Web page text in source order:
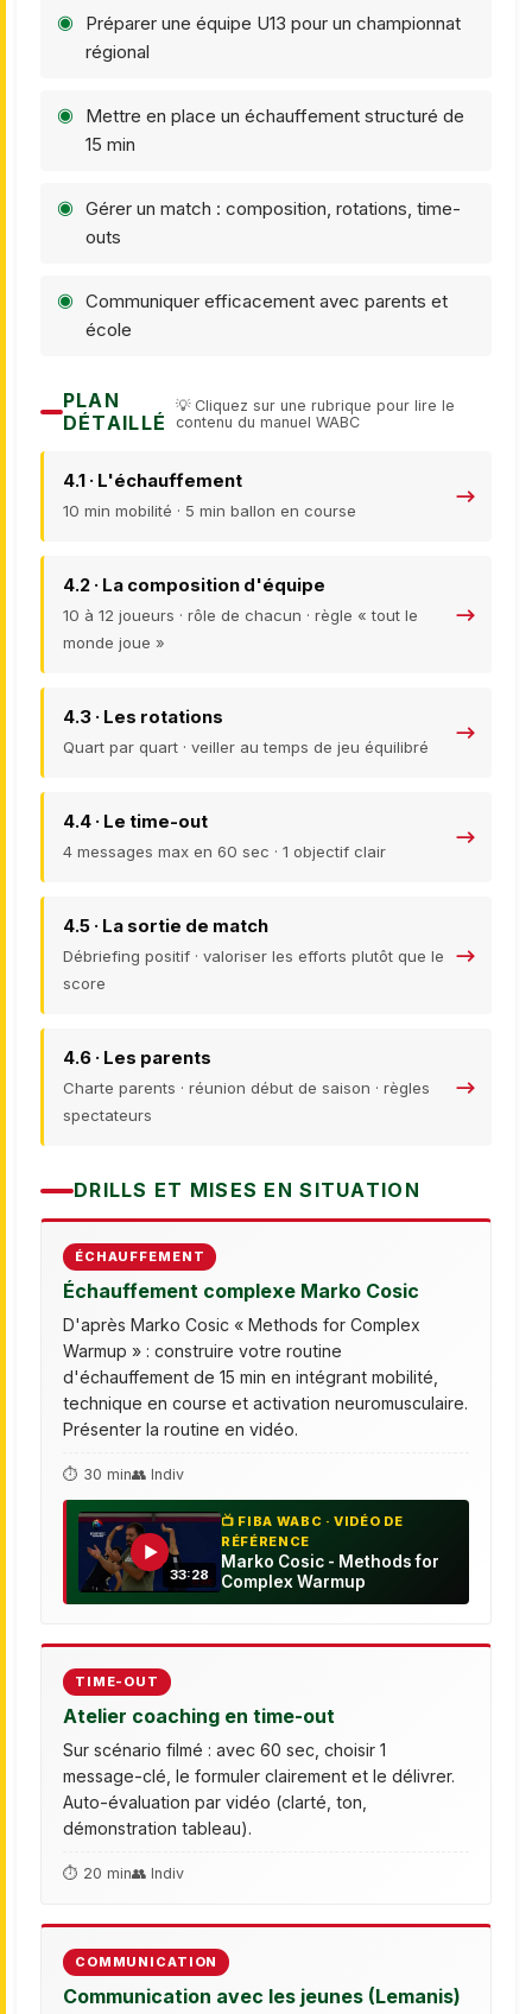
Préparer une équipe U13 pour un championnat
régional
Mettre en place un échauffement structuré de
15 min
Gérer un match : composition, rotations, time-
outs
Communiquer efficacement avec parents et
école
PLAN
DÉTAILLÉ
💡 Cliquez sur une rubrique pour lire le
contenu du manuel WABC
4.1 · L'échauffement
10 min mobilité · 5 min ballon en course
4.2 · La composition d'équipe
10 à 12 joueurs · rôle de chacun · règle « tout le
monde joue »
4.3 · Les rotations
Quart par quart · veiller au temps de jeu équilibré
4.4 · Le time-out
4 messages max en 60 sec · 1 objectif clair
4.5 · La sortie de match
Débriefing positif · valoriser les efforts plutôt que le
score
4.6 · Les parents
Charte parents · réunion début de saison · règles
spectateurs
DRILLS ET MISES EN SITUATION
ÉCHAUFFEMENT
Échauffement complexe Marko Cosic
D'après Marko Cosic « Methods for Complex
Warmup » : construire votre routine
d'échauffement de 15 min en intégrant mobilité,
technique en course et activation neuromusculaire.
Présenter la routine en vidéo.
⏱ 30 min👥 Indiv
▶
33:28
📺 FIBA WABC · VIDÉO DE
RÉFÉRENCE
Marko Cosic - Methods for
Complex Warmup
TIME-OUT
Atelier coaching en time-out
Sur scénario filmé : avec 60 sec, choisir 1
message-clé, le formuler clairement et le délivrer.
Auto-évaluation par vidéo (clarté, ton,
démonstration tableau).
⏱ 20 min👥 Indiv
COMMUNICATION
Communication avec les jeunes (Lemanis)